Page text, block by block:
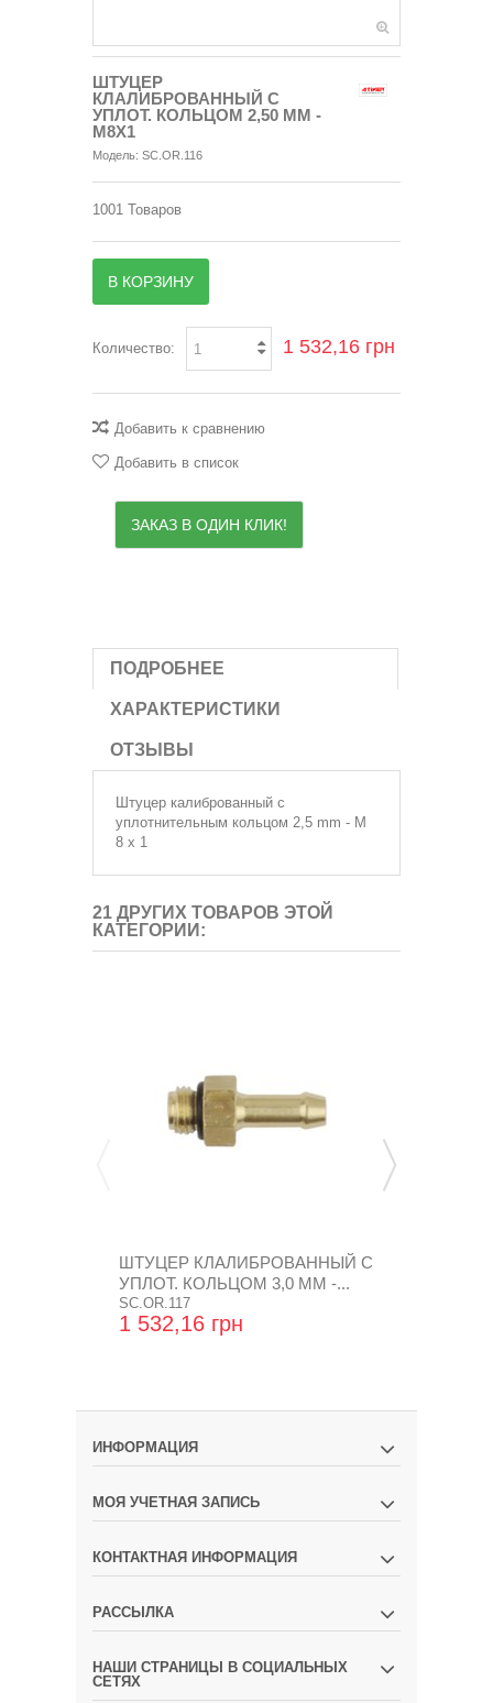
ШТУЦЕР
КЛАЛИБРОВАННЫЙ С
УПЛОТ. КОЛЬЦОМ 2,50 ММ -
М8Х1
Модель: SC.OR.116
1001 Товаров
В КОРЗИНУ
Количество: 1 532,16 грн
Добавить к сравнению
Добавить в список
ЗАКАЗ В ОДИН КЛИК!
ПОДРОБНЕЕ
ХАРАКТЕРИСТИКИ
ОТЗЫВЫ
Штуцер калиброванный с
уплотнительным кольцом 2,5 mm - M
8 x 1
21 ДРУГИХ ТОВАРОВ ЭТОЙ
КАТЕГОРИИ:
ШТУЦЕР КЛАЛИБРОВАННЫЙ С
УПЛОТ. КОЛЬЦОМ 3,0 ММ -...
SC.OR.117
1 532,16 грн
ИНФОРМАЦИЯ
МОЯ УЧЕТНАЯ ЗАПИСЬ
КОНТАКТНАЯ ИНФОРМАЦИЯ
РАССЫЛКА
НАШИ СТРАНИЦЫ В СОЦИАЛЬНЫХ
СЕТЯХ